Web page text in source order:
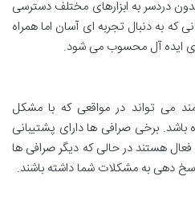
دردسر به ابزارهای مختلف دسترسی
که به دنبال تجربه ای آسان اما همراه
ای ایده آل محسوب می شود.
می تواند در مواقعی که با مشکل
برخی صرافی ها دارای پشتیبانی
فعال هستند در حالی که دیگر صرافی ها
دهی به مشکلات شما داشته باشند.